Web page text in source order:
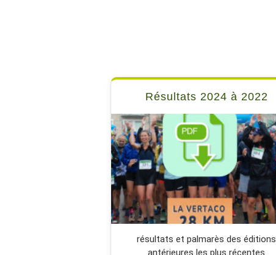
Résultats 2024 à 2022
résultats et palmarès des éditions
antérieures les plus récentes